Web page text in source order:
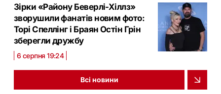
Зірки «Району Беверлі-Хіллз»
зворушили фанатів новим фото:
Торі Спеллінг і Браян Остін Грін
зберегли дружбу
6 серпня 19:24
Всі новини